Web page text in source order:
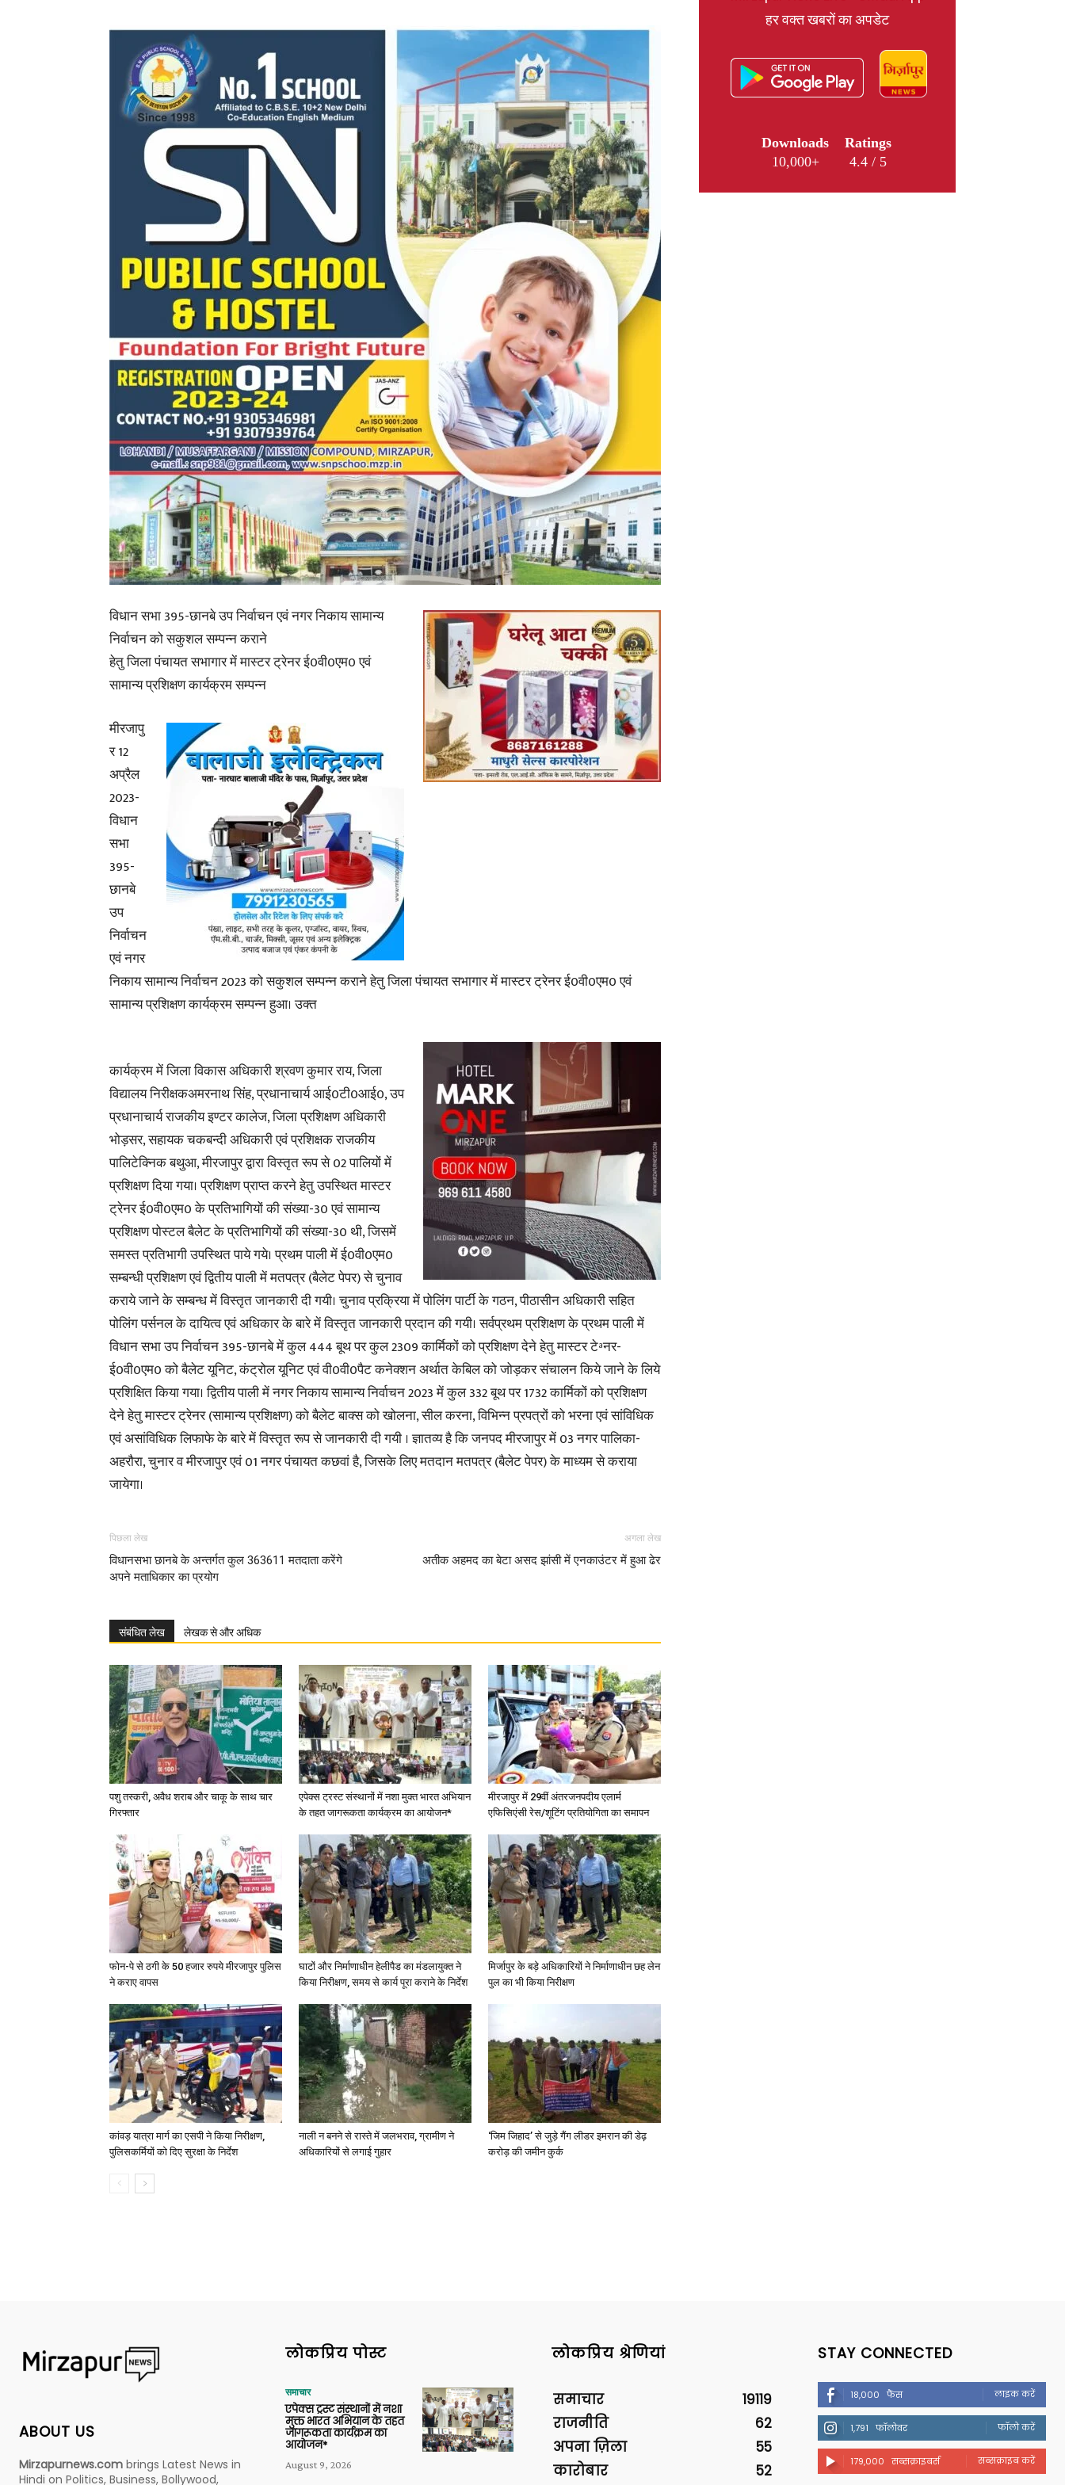
News,
Latest
News
in
Hindi,
Hindi
विधान सभा 395-छानबे उप निर्वाचन एवं नगर निकाय सामान्य
निर्वाचन को सकुशल सम्पन्न कराने
हेतु जिला पंचायत सभागार में मास्टर ट्रेनर ई0वी0एम0 एवं
सामान्य प्रशिक्षण कार्यक्रम सम्पन्न
मीरजापु
र 12
अप्रैल
2023-
विधान
सभा
395-
छानबे
उप
निर्वाचन
एवं नगर
निकाय सामान्य निर्वाचन 2023 को सकुशल सम्पन्न कराने हेतु जिला पंचायत सभागार में मास्टर ट्रेनर ई0वी0एम0 एवं
सामान्य प्रशिक्षण कार्यक्रम सम्पन्न हुआ। उक्त
कार्यक्रम में जिला विकास अधिकारी श्रवण कुमार राय, जिला
विद्यालय निरीक्षकअमरनाथ सिंह, प्रधानाचार्य आई0टी0आई0, उप
प्रधानाचार्य राजकीय इण्टर कालेज, जिला प्रशिक्षण अधिकारी
भोड़सर, सहायक चकबन्दी अधिकारी एवं प्रशिक्षक राजकीय
पालिटेक्निक बथुआ, मीरजापुर द्वारा विस्तृत रूप से 02 पालियों में
प्रशिक्षण दिया गया। प्रशिक्षण प्राप्त करने हेतु उपस्थित मास्टर
ट्रेनर ई0वी0एम0 के प्रतिभागियों की संख्या-30 एवं सामान्य
प्रशिक्षण पोस्टल बैलेट के प्रतिभागियों की संख्या-30 थी, जिसमें
समस्त प्रतिभागी उपस्थित पाये गये। प्रथम पाली में ई0वी0एम0
सम्बन्धी प्रशिक्षण एवं द्वितीय पाली में मतपत्र (बैलेट पेपर) से चुनाव
कराये जाने के सम्बन्ध में विस्तृत जानकारी दी गयी। चुनाव प्रक्रिया में पोलिंग पार्टी के गठन, पीठासीन अधिकारी सहित
पोलिंग पर्सनल के दायित्व एवं अधिकार के बारे में विस्तृत जानकारी प्रदान की गयी। सर्वप्रथम प्रशिक्षण के प्रथम पाली में
विधान सभा उप निर्वाचन 395-छानबे में कुल 444 बूथ पर कुल 2309 कार्मिकों को प्रशिक्षण देने हेतु मास्टर टेªनर-
ई0वी0एम0 को बैलेट यूनिट, कंट्रोल यूनिट एवं वी0वी0पैट कनेक्शन अर्थात केबिल को जोड़कर संचालन किये जाने के लिये
प्रशिक्षित किया गया। द्वितीय पाली में नगर निकाय सामान्य निर्वाचन 2023 में कुल 332 बूथ पर 1732 कार्मिकों को प्रशिक्षण
देने हेतु मास्टर ट्रेनर (सामान्य प्रशिक्षण) को बैलेट बाक्स को खोलना, सील करना, विभिन्न प्रपत्रों को भरना एवं सांविधिक
एवं असांविधिक लिफाफे के बारे में विस्तृत रूप से जानकारी दी गयी । ज्ञातव्य है कि जनपद मीरजापुर में 03 नगर पालिका-
अहरौरा, चुनार व मीरजापुर एवं 01 नगर पंचायत कछवां है, जिसके लिए मतदान मतपत्र (बैलेट पेपर) के माध्यम से कराया
जायेगा।
पिछला लेख
विधानसभा छानबे के अन्तर्गत कुल 363611 मतदाता करेंगे
अपने मताधिकार का प्रयोग
अगला लेख
अतीक अहमद का बेटा असद झांसी में एनकाउंटर में हुआ ढेर
संबंधित लेख लेखक से और अधिक
पशु तस्करी, अवैध शराब और चाकू के साथ चार
गिरफ्तार
एपेक्स ट्रस्ट संस्थानों में नशा मुक्त भारत अभियान
के तहत जागरूकता कार्यक्रम का आयोजन*
मीरजापुर में 29वीं अंतरजनपदीय एलार्म
एफिसिएंसी रेस/शूटिंग प्रतियोगिता का समापन
फोन-पे से ठगी के 50 हजार रुपये मीरजापुर पुलिस
ने कराए वापस
घाटों और निर्माणाधीन हेलीपैड का मंडलायुक्त ने
किया निरीक्षण, समय से कार्य पूरा कराने के निर्देश
मिर्जापुर के बड़े अधिकारियों ने निर्माणाधीन छह लेन
पुल का भी किया निरीक्षण
कांवड़ यात्रा मार्ग का एसपी ने किया निरीक्षण,
पुलिसकर्मियों को दिए सुरक्षा के निर्देश
नाली न बनने से रास्ते में जलभराव, ग्रामीण ने
अधिकारियों से लगाई गुहार
‘जिम जिहाद’ से जुड़े गैंग लीडर इमरान की डेढ़
करोड़ की जमीन कुर्क
हर वक्त खबरों का अपडेट
Downloads
10,000+
Ratings
4.4 / 5
ABOUT US
Mirzapurnews.com brings Latest News in
Hindi on Politics, Business, Bollywood,
लोकप्रिय पोस्ट
समाचार
एपेक्स ट्रस्ट संस्थानों में नशा
मुक्त भारत अभियान के तहत
जागरूकता कार्यक्रम का
आयोजन*
August 9, 2026
लोकप्रिय श्रेणियां
समाचार
19119
राजनीति
62
अपना ज़िला
55
कारोबार
52
STAY CONNECTED
18,000 फैंस लाइक करें
1,791 फॉलोवर फॉलो करें
179,000 सब्सक्राइबर्स सब्सक्राइब करें